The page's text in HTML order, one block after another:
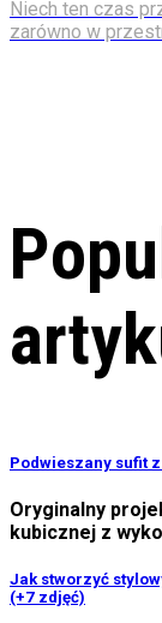
Niech ten czas
zarówno w
Podwieszany sufit
Oryginalny
kubicznej z
Jak stworzyć
(+7 zdjęć)